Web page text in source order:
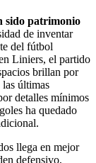
sido patrimonio
de inventar
del fútbol
Liniers, el partido
brillan por
las últimas
detalles mínimos
ha quedado
llega en mejor
defensivo,